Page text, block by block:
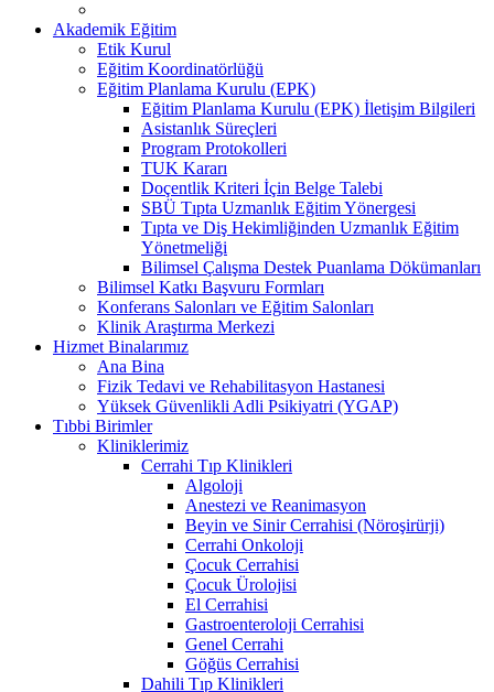
Akademik Eğitim
Etik Kurul
Eğitim Koordinatörlüğü
Eğitim Planlama Kurulu (EPK)
Eğitim Planlama Kurulu (EPK) İletişim Bilgileri
Asistanlık Süreçleri
Program Protokolleri
TUK Kararı
Doçentlik Kriteri İçin Belge Talebi
SBÜ Tıpta Uzmanlık Eğitim Yönergesi
Tıpta ve Diş Hekimliğinden Uzmanlık Eğitim
Yönetmeliği
Bilimsel Çalışma Destek Puanlama Dökümanları
Bilimsel Katkı Başvuru Formları
Konferans Salonları ve Eğitim Salonları
Klinik Araştırma Merkezi
Hizmet Binalarımız
Ana Bina
Fizik Tedavi ve Rehabilitasyon Hastanesi
Yüksek Güvenlikli Adli Psikiyatri (YGAP)
Tıbbi Birimler
Kliniklerimiz
Cerrahi Tıp Klinikleri
Algoloji
Anestezi ve Reanimasyon
Beyin ve Sinir Cerrahisi (Nöroşirürji)
Cerrahi Onkoloji
Çocuk Cerrahisi
Çocuk Ürolojisi
El Cerrahisi
Gastroenteroloji Cerrahisi
Genel Cerrahi
Göğüs Cerrahisi
Dahili Tıp Klinikleri